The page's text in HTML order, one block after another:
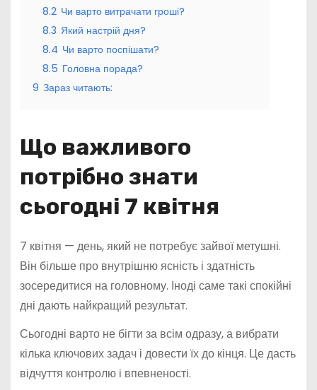
8.2 Чи варто витрачати гроші?
8.3 Який настрій дня?
8.4 Чи варто поспішати?
8.5 Головна порада?
9 Зараз читають:
Що важливого
потрібно знати
сьогодні 7 квітня
7 квітня — день, який не потребує зайвої метушні.
Він більше про внутрішню ясність і здатність
зосередитися на головному. Іноді саме такі спокійні
дні дають найкращий результат.
Сьогодні варто не бігти за всім одразу, а вибрати
кілька ключових задач і довести їх до кінця. Це дасть
відчуття контролю і впевненості.